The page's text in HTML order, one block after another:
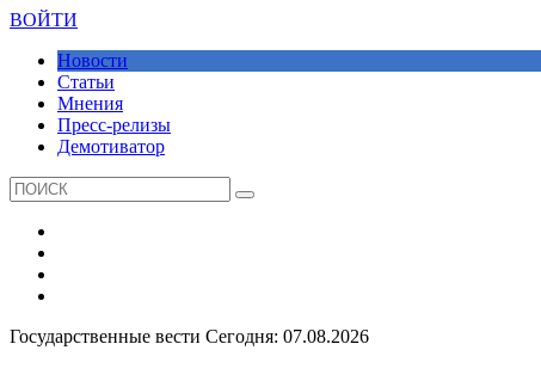
ВОЙТИ
Новости
Статьи
Мнения
Пресс-релизы
Демотиватор
Государственные вести Сегодня: 07.08.2026